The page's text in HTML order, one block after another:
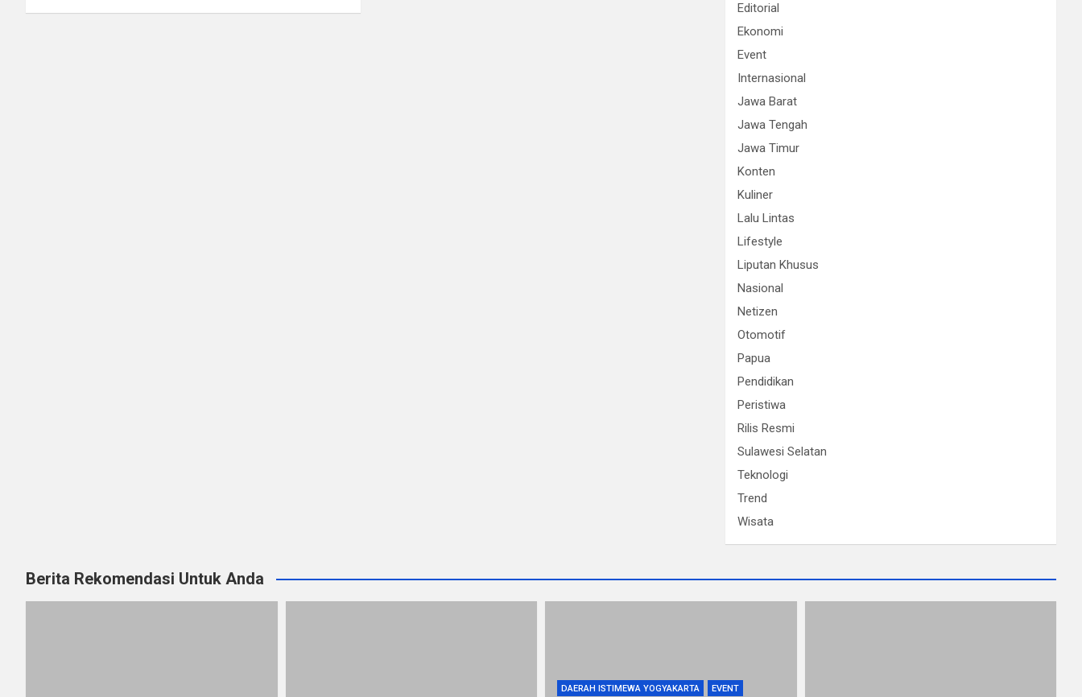
Editorial
Ekonomi
Event
Internasional
Jawa Barat
Jawa Tengah
Jawa Timur
Konten
Kuliner
Lalu Lintas
Lifestyle
Liputan Khusus
Nasional
Netizen
Otomotif
Papua
Pendidikan
Peristiwa
Rilis Resmi
Sulawesi Selatan
Teknologi
Trend
Wisata
Berita Rekomendasi Untuk Anda
DAERAH ISTIMEWA YOGYAKARTA
EVENT